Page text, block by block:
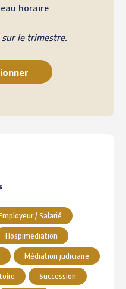
horaire
le trimestre.
/ Salarié
Hospimediation
Médiation judiciaire
Succession